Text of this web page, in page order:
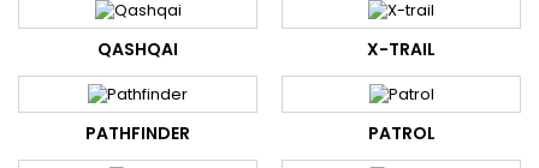
QASHQAI X-TRAIL
PATHFINDER PATROL